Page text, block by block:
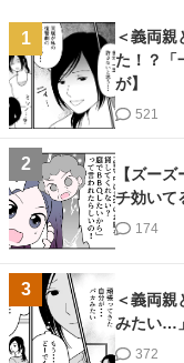
1
＜義両親
た！？「
が】
521
2
【ズー
チ効いて
174
3
＜義両親
みたい…
372